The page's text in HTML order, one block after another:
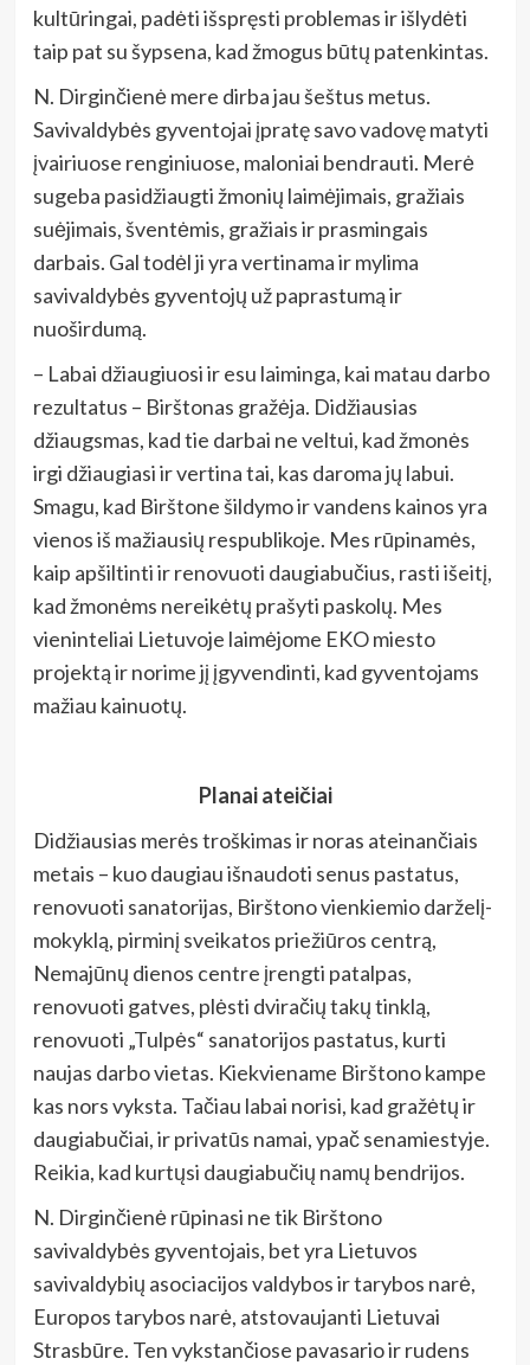
kultūringai, padėti išspręsti problemas ir išlydėti
taip pat su šypsena, kad žmogus būtų patenkintas.
N. Dirginčienė mere dirba jau šeštus metus.
Savivaldybės gyventojai įpratę savo vadovę matyti
įvairiuose renginiuose, maloniai bendrauti. Merė
sugeba pasidžiaugti žmonių laimėjimais, gražiais
suėjimais, šventėmis, gražiais ir prasmingais
darbais. Gal todėl ji yra vertinama ir mylima
savivaldybės gyventojų už paprastumą ir
nuoširdumą.
– Labai džiaugiuosi ir esu laiminga, kai matau darbo
rezultatus – Birštonas gražėja. Didžiausias
džiaugsmas, kad tie darbai ne veltui, kad žmonės
irgi džiaugiasi ir vertina tai, kas daroma jų labui.
Smagu, kad Birštone šildymo ir vandens kainos yra
vienos iš mažiausių respublikoje. Mes rūpinamės,
kaip apšiltinti ir renovuoti daugiabučius, rasti išeitį,
kad žmonėms nereikėtų prašyti paskolų. Mes
vieninteliai Lietuvoje laimėjome EKO miesto
projektą ir norime jį įgyvendinti, kad gyventojams
mažiau kainuotų.
Planai ateičiai
Didžiausias merės troškimas ir noras ateinančiais
metais – kuo daugiau išnaudoti senus pastatus,
renovuoti sanatorijas, Birštono vienkiemio darželį-
mokyklą, pirminį sveikatos priežiūros centrą,
Nemajūnų dienos centre įrengti patalpas,
renovuoti gatves, plėsti dviračių takų tinklą,
renovuoti „Tulpės“ sanatorijos pastatus, kurti
naujas darbo vietas. Kiekviename Birštono kampe
kas nors vyksta. Tačiau labai norisi, kad gražėtų ir
daugiabučiai, ir privatūs namai, ypač senamiestyje.
Reikia, kad kurtųsi daugiabučių namų bendrijos.
N. Dirginčienė rūpinasi ne tik Birštono
savivaldybės gyventojais, bet yra Lietuvos
savivaldybių asociacijos valdybos ir tarybos narė,
Europos tarybos narė, atstovaujanti Lietuvai
Strasbūre. Ten vykstančiose pavasario ir rudens